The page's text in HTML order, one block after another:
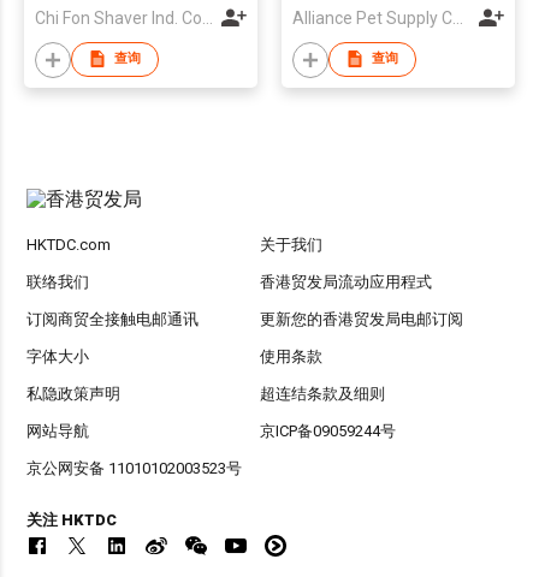
查询 查询
HKTDC.com 关于我们
联络我们 香港贸发局流动应用程式
订阅商贸全接触电邮通讯 更新您的香港贸发局电邮订阅
字体大小 使用条款
私隐政策声明 超连结条款及细则
网站导航 京ICP备09059244号
京公网安备 11010102003523号
关注 HKTDC